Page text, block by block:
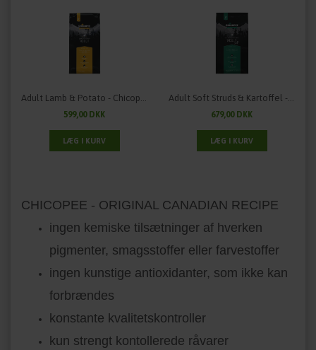
Adult Lamb & Potato - Chicopee Holistic Nature Line - 12 kg.
599,00 DKK
Adult Soft Struds & Kartoffel - Chicopee Holistic Line - 12 kg.
679,00 DKK
CHICOPEE - ORIGINAL CANADIAN RECIPE
ingen kemiske tilsætninger af hverken
pigmenter, smagsstoffer eller farvestoffer
ingen kunstige antioxidanter, som ikke kan
forbrændes
konstante kvalitetskontroller
kun strengt kontollerede råvarer